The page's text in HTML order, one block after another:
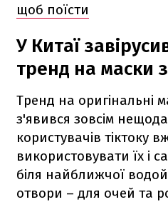
щоб поїсти
У Китаї
тренд на маски
Тренд на оригінальні
з'явився зовсім
користувачів тіктоку
використовувати їх і
біля найближчої
отвори – для очей та